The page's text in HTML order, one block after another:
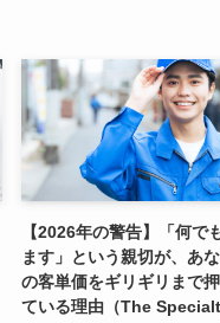
【2026年の警告】「何で
ます」という親切が、あ
の客単価をギリギリまで
ている理由（The